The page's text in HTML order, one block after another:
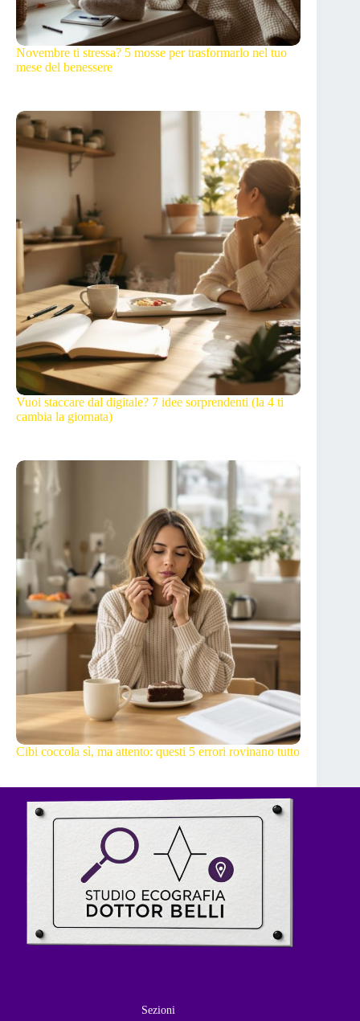
Novembre ti stressa? 5 mosse per trasformarlo nel tuo
mese del benessere
Vuoi staccare dal digitale? 7 idee sorprendenti (la 4 ti
cambia la giornata)
Cibi coccola sì, ma attento: questi 5 errori rovinano tutto
Sezioni